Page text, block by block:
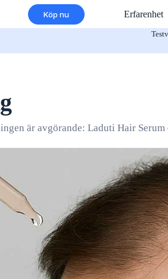
Köp nu Erfarenhet
är avgörande: Laduti Hair